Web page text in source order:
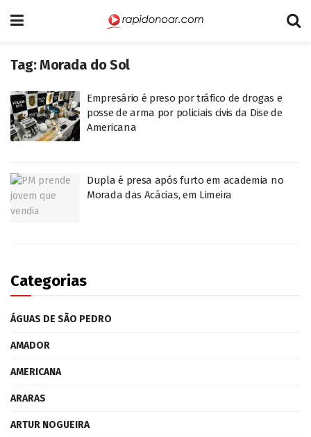
Tag:Morada do Sol
Empresário é preso por tráfico de drogas e
posse de arma por policiais civis da Dise de
Americana
Dupla é presa após furto em academia no
Morada das Acácias, em Limeira
Categorias
ÁGUAS DE SÃO PEDRO
AMADOR
AMERICANA
ARARAS
ARTUR NOGUEIRA